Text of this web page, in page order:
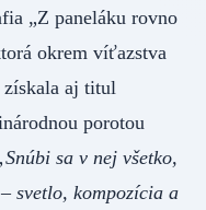
„Z paneláku rovno
okrem víťazstva
získala aj titul
porotou
sa v nej všetko,
svetlo, kompozícia a